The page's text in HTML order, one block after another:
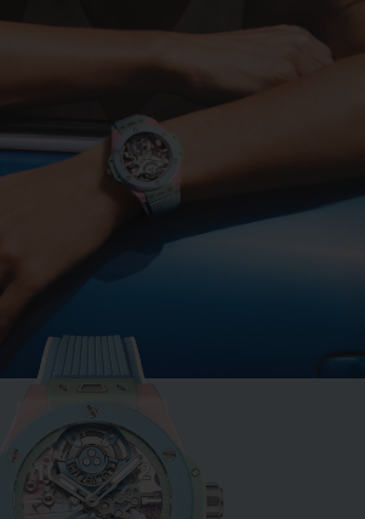
陶瓷 33 MM
15,200